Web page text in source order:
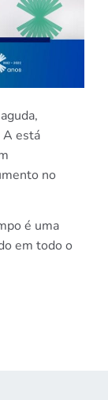
A está
no
é uma
em todo o